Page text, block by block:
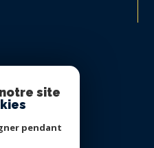
site
pendant